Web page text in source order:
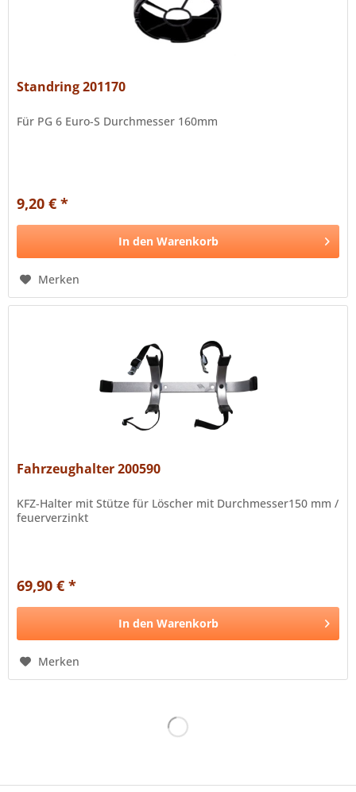
Standring 201170
Für PG 6 Euro-S Durchmesser 160mm
9,20 € *
In den Warenkorb
Merken
Fahrzeughalter 200590
KFZ-Halter mit Stütze für Löscher mit Durchmesser150 mm /
feuerverzinkt
69,90 € *
In den Warenkorb
Merken